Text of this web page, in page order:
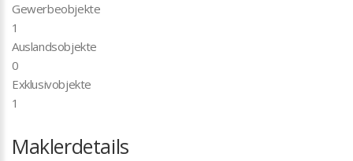
Gewerbeobjekte
1
Auslandsobjekte
0
Exklusivobjekte
1
Maklerdetails